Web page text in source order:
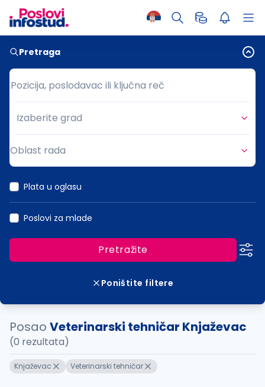
Pretraga
Pozicija, poslodavac ili ključna reč
Pozicija, poslodavac ili ključna reč
Grad
Izaberite grad
Oblast rada
Plata u oglasu
Poslovi za mlade
Pretražite
Poništite filtere
Posao Veterinarski tehničar Knjaževac
(0 rezultata)
Knjaževac Veterinarski tehničar